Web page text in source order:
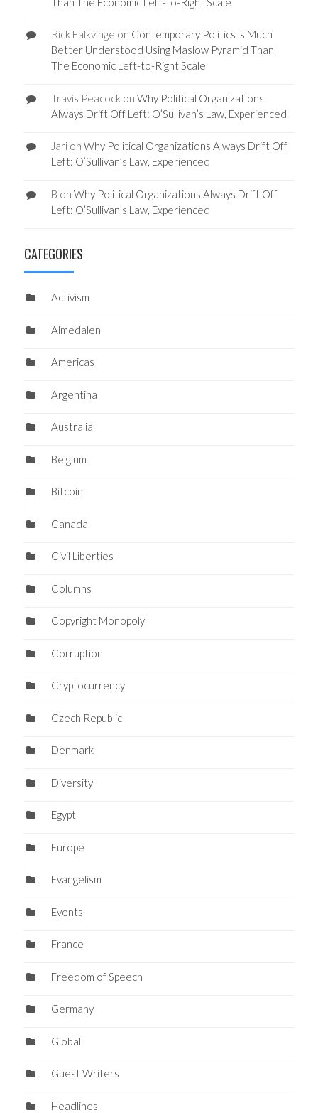
Rick Falkvinge on Contemporary Politics is Much
Better Understood Using Maslow Pyramid Than
The Economic Left-to-Right Scale
Travis Peacockon Why Political Organizations
Always Drift Off Left: O’Sullivan’s Law, Experienced
Jarion Why Political Organizations Always Drift Off
Left: O’Sullivan’s Law, Experienced
B on Why Political Organizations Always Drift Off
Left: O’Sullivan’s Law, Experienced
CATEGORIES
Activism
Almedalen
Americas
Argentina
Australia
Belgium
Bitcoin
Canada
Civil Liberties
Columns
Copyright Monopoly
Corruption
Cryptocurrency
Czech Republic
Denmark
Diversity
Egypt
Europe
Evangelism
Events
France
Freedom of Speech
Germany
Global
Guest Writers
Headlines